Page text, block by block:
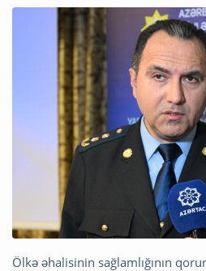
Ölkə əhalisinin sağlamlığının